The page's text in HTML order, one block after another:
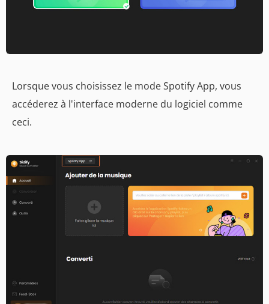
Lorsque vous choisissez le mode Spotify App, vous
accéderez à l'interface moderne du logiciel comme
ceci.